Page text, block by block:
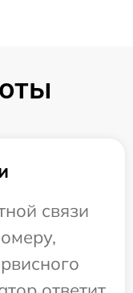
связи